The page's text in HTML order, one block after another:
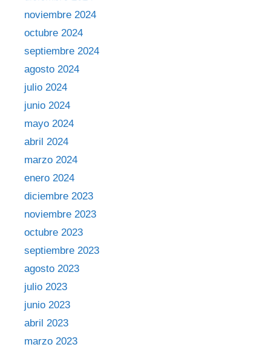
noviembre 2024
octubre 2024
septiembre 2024
agosto 2024
julio 2024
junio 2024
mayo 2024
abril 2024
marzo 2024
enero 2024
diciembre 2023
noviembre 2023
octubre 2023
septiembre 2023
agosto 2023
julio 2023
junio 2023
abril 2023
marzo 2023